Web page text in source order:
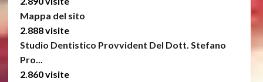
Mappa del sito
2.888 visite
Studio Dentistico Provvident Del Dott. Stefano
Pro...
2.860 visite